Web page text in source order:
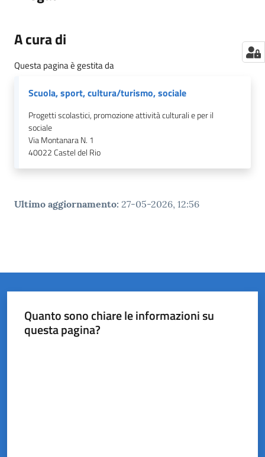
A cura di
Questa pagina è gestita da
Scuola, sport, cultura/turismo, sociale
Progetti scolastici, promozione attività culturali e per il
sociale
Via Montanara N. 1
40022Castel del Rio
Ultimo aggiornamento: 27-05-2026, 12:56
Quanto sono chiare le informazioni su
questa pagina?